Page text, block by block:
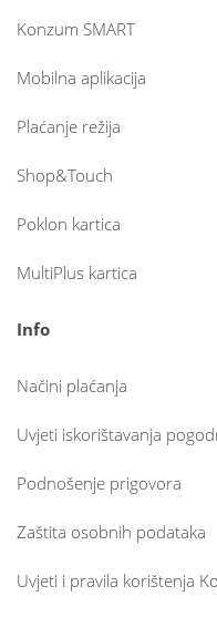
Konzum SMART
Mobilna aplikacija
Plaćanje režija
Shop&Touch
Poklon kartica
MultiPlus kartica
Info
Načini plaćanja
Uvjeti iskorištavanja
Podnošenje prigovora
Zaštita osobnih podataka
Uvjeti i pravila korištenja